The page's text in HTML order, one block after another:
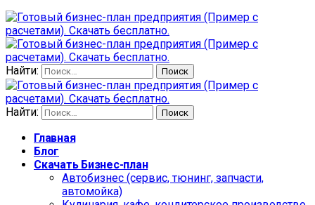
Найти:
Найти:
Главная
Блог
Скачать Бизнес-план
Автобизнес (сервис, тюнинг, запчасти,
автомойка)